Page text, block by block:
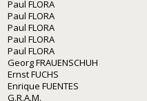
Paul FLORA
Paul FLORA
Paul FLORA
Paul FLORA
Paul FLORA
Georg FRAUENSCHUH
Ernst FUCHS
Enrique FUENTES
G.R.A.M.